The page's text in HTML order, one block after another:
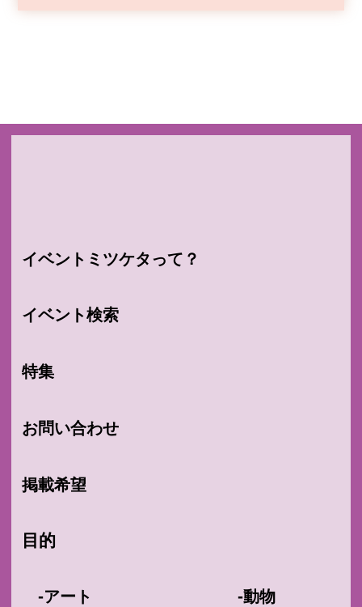
イベントミツケタって？
イベント検索
特集
お問い合わせ
掲載希望
目的
-アート -動物